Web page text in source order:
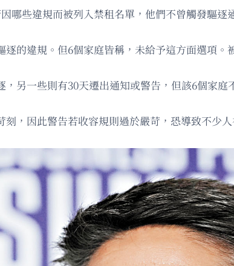
哪些違規而被列入禁租名單，他們不曾觸發驅逐
的違規。但6個家庭皆稱，未給予這方面選項。
另一些則有30天遷出通知或警告，但該6個家庭
，因此警告若收容規則過於嚴苛，恐導致不少